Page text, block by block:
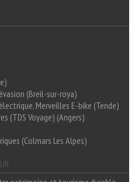
(Breil-sur-roya)
Merveilles E-bike (Tende)
(TDS Voyage) (Angers)
(Colmars Les Alpes)